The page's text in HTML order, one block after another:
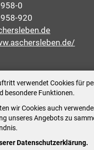
verwendet Cookies für
besondere Funktionen.
wir Cookies auch
unseres Angebots zu
Datenschutzerklärung.
0
920
12:00 /14:00-15:00
12:00 /14:00-16:00
- 12:00 Uhr (nach